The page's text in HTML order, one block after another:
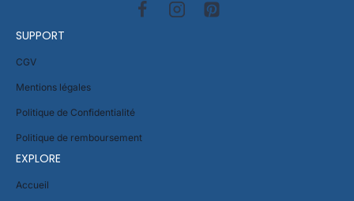
SUPPORT
CGV
Mentions légales
Politique de Confidentialité
Politique de remboursement
EXPLORE
Accueil